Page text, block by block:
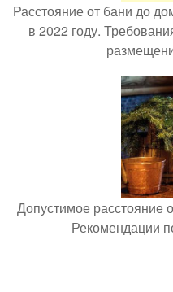
Расстояние от бани до
в 2022 году.
Допустимое расстояние
Рекомендации